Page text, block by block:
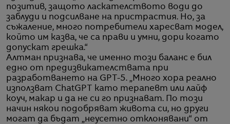
позитив, защото ласкателството води до
заблуди и подсилване на пристрастия. Но, за
съжаление, много потребители харесват модел,
който им казва, че са прави и умни, дори когато
допускат грешка.“
Алтман признава, че именно този баланс е бил
едно от предизвикателствата при
разработването на GPT-5. „Много хора реално
използват ChatGPT като терапевт или лайф
коуч, макар и да не си го признават. По този
начин някои подобряват живота си, но други
могат да бъдат „неусетно отклонявани“ от